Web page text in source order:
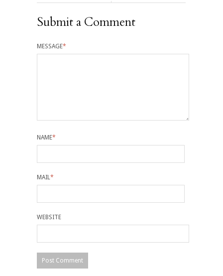
Submit a Comment
MESSAGE*
NAME*
MAIL *
WEBSITE